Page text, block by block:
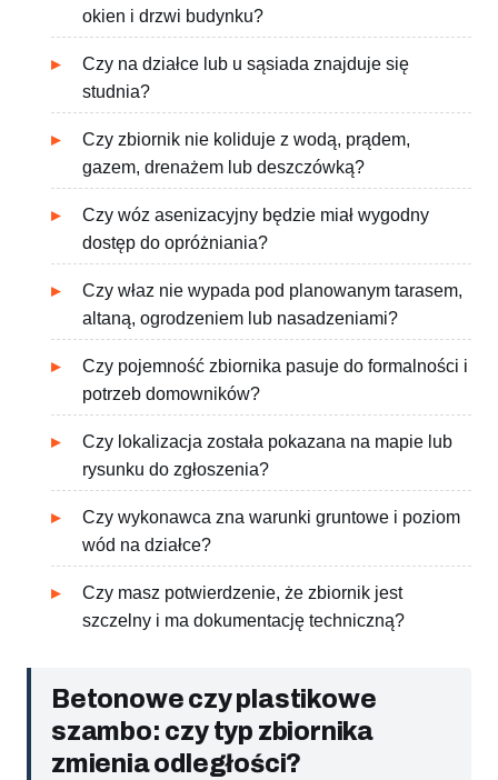
okien i drzwi budynku?
Czy na działce lub u sąsiada znajduje się
studnia?
Czy zbiornik nie koliduje z wodą, prądem,
gazem, drenażem lub deszczówką?
Czy wóz asenizacyjny będzie miał wygodny
dostęp do opróżniania?
Czy właz nie wypada pod planowanym tarasem,
altaną, ogrodzeniem lub nasadzeniami?
Czy pojemność zbiornika pasuje do formalności i
potrzeb domowników?
Czy lokalizacja została pokazana na mapie lub
rysunku do zgłoszenia?
Czy wykonawca zna warunki gruntowe i poziom
wód na działce?
Czy masz potwierdzenie, że zbiornik jest
szczelny i ma dokumentację techniczną?
Betonowe czy plastikowe
szambo: czy typ zbiornika
zmienia odległości?